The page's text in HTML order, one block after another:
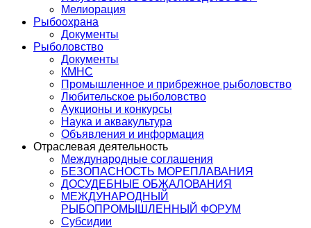
Мелиорация
Рыбоохрана
Документы
Рыболовство
Документы
КМНС
Промышленное и прибрежное рыболовство
Любительское рыболовство
Аукционы и конкурсы
Наука и аквакультура
Объявления и информация
Отраслевая деятельность
Международные соглашения
БЕЗОПАСНОСТЬ МОРЕПЛАВАНИЯ
ДОСУДЕБНЫЕ ОБЖАЛОВАНИЯ
МЕЖДУНАРОДНЫЙ
РЫБОПРОМЫШЛЕННЫЙ ФОРУМ
Субсидии